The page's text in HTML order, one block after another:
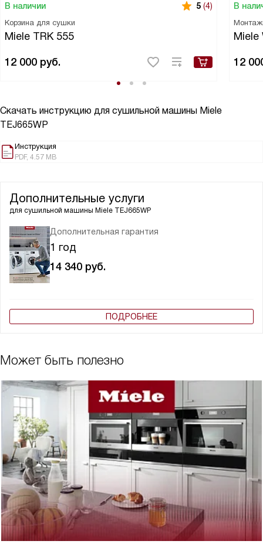
В наличии 5 (4)
Корзина для сушки
Miele TRK 555
12 000 руб.
В
Miele
12
Скачать инструкцию для сушильной машины Miele
TEJ665WP
Инструкция
PDF, 4.57 MB
Дополнительные услуги
для сушильной машины Miele TEJ665WP
Дополнительная гарантия
1 год
14 340 руб.
ПОДРОБНЕЕ
Может быть полезно